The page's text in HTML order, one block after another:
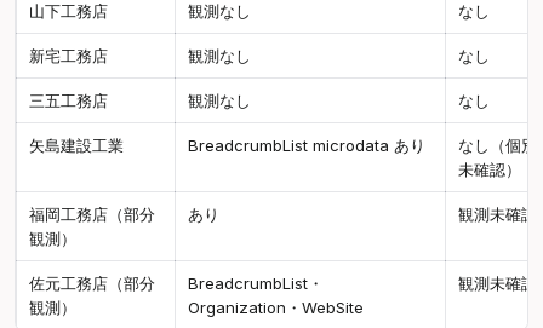
山下工務店 観測なし なし
新宅工務店 観測なし なし
三五工務店 観測なし なし
矢島建設工業 BreadcrumbList microdata あり
なし（個別
未確認）
福岡工務店（部分
観測）
あり 観測未確認
佐元工務店（部分
観測）
BreadcrumbList・
Organization・WebSite
観測未確認